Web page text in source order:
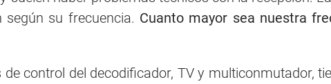
su frecuencia. Cuanto mayor sea nuestra
control del decodificador, TV y multiconmutador,